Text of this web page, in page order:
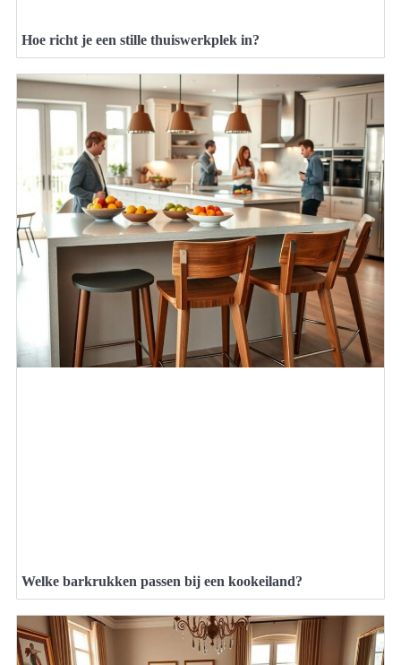
Hoe richt je een stille thuiswerkplek in?
Welke barkrukken passen bij een kookeiland?